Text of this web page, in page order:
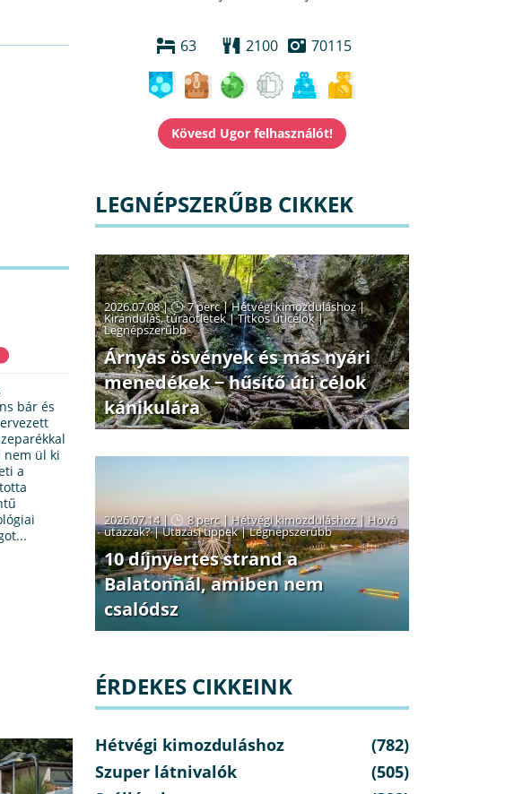
bár és
nem ül ki
a
63 2100 70115
LEGNÉPSZERŰBB CIKKEK
2026.07.08 | 7 perc|Hétvégi kimozduláshoz|
Kirándulás, túraötletek|Titkos úticélok|
Legnépszerűbb
Árnyas ösvények és más nyári
menedékek − hűsítő úti célok
kánikulára
2026.07.14 | 8 perc| Hétvégi kimozduláshoz| Hová
utazzak?|Utazási tippek|Legnépszerűbb
10 díjnyertes strand a
Balatonnál, amiben nem
csalódsz
ÉRDEKES CIKKEINK
Hétvégi kimozduláshoz
(782)
Szuper látnivalók
(505)